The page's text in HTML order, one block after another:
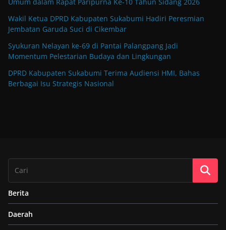
Wakil Ketua DPRD Kabupaten Sukabumi Hadiri Peresmian
Jembatan Garuda Suci di Cikembar
Syukuran Nelayan ke-69 di Pantai Palangpang Jadi
Momentum Pelestarian Budaya dan Lingkungan
DPRD Kabupaten Sukabumi Terima Audiensi HMI, Bahas
Berbagai Isu Strategis Nasional
Berita
Daerah